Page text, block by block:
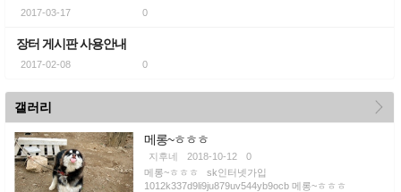
2017-03-17 0
장터 게시판 사용안내
2017-02-08 0
갤러리
메롱~ㅎㅎㅎ
지후네 2018-10-12
0
메롱~ㅎㅎㅎ sk인터넷가입
1012k337d9li9ju879uv544yb9ocb 메롱~ㅎㅎㅎ